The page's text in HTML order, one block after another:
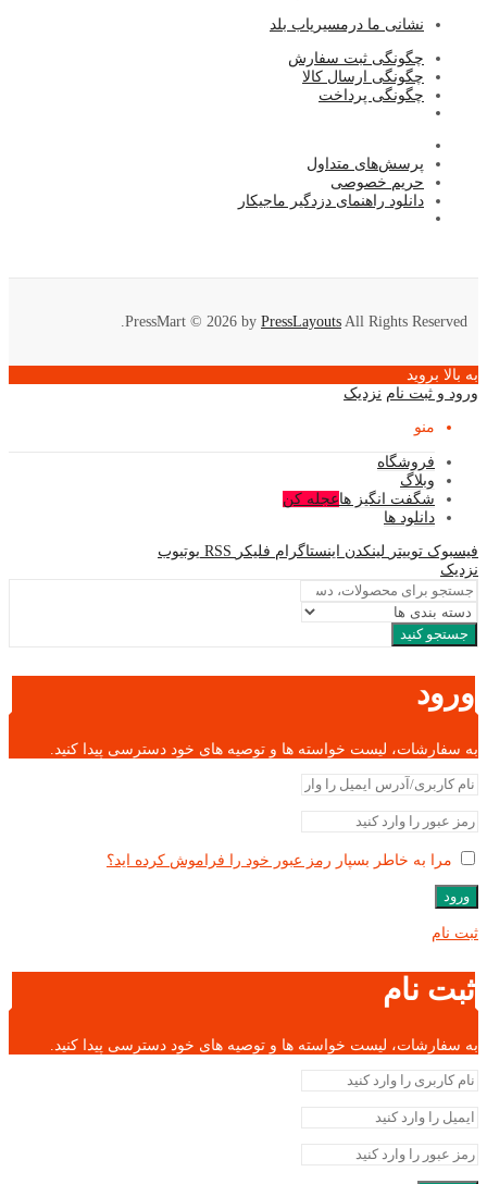
نشانی ما درمسیریاب بلد
چگونگی ثبت سفارش
چگونگی ارسال کالا
چگونگی پرداخت
پرسش‌های متداول
حریم خصوصی
دانلود راهنمای دزدگیر ماجیکار
PressMart © 2026 by PressLayouts All Rights Reserved.
به بالا بروید
ورود و ثبت نام نزدیک
منو
فروشگاه
وبلاگ
شگفت انگیز هاعجله کن
دانلود ها
فیسبوک توییتر لینکدن اینستاگرام فلیکر RSS یوتیوب
نزدیک
جستجو کنید
ورود
به سفارشات، لیست خواسته ها و توصیه های خود دسترسی پیدا کنید.
مرا به خاطر بسپار رمز عبور خود را فراموش کرده اید؟
ورود
ثبت نام
ثبت نام
به سفارشات، لیست خواسته ها و توصیه های خود دسترسی پیدا کنید.